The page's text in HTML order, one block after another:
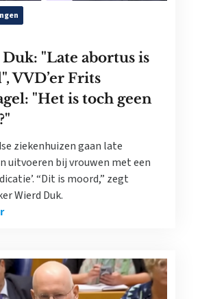
"Late abortus is
VVD’er Frits
"Het is toch geen
ziekenhuizen gaan late
uitvoeren bij vrouwen met een
“Dit is moord,” zegt
Wierd Duk.